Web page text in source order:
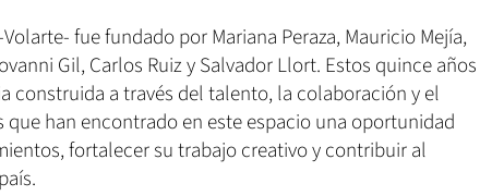
fue fundado por Mariana Peraza, Mauricio Mejía,
Gil, Carlos Ruiz y Salvador Llort. Estos quince años
construida a través del talento, la colaboración y el
han encontrado en este espacio una oportunidad
fortalecer su trabajo creativo y contribuir al